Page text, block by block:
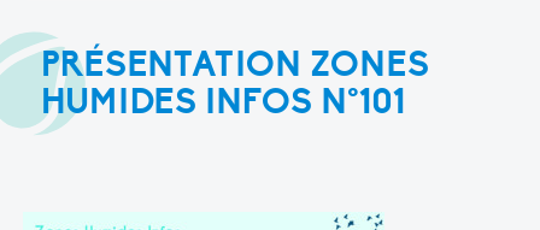
PRÉSENTATION ZONES
HUMIDES INFOS N°101